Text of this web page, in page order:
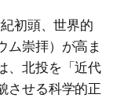
初頭、世界的
ム崇拝）が高ま
、北投を「近代
させる科学的正